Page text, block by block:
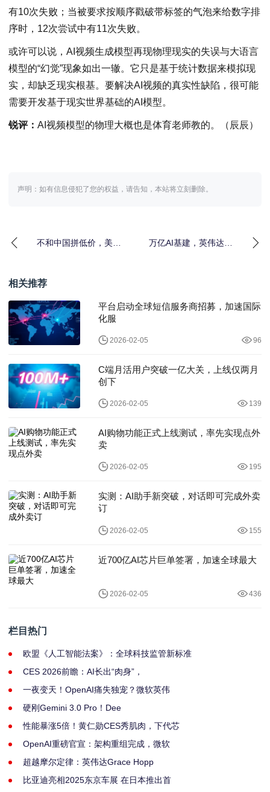
有10次失败；当被要求按顺序戳破带标签的气泡来给数字排
序时，12次尝试中有11次失败。
或许可以说，AI视频生成模型再现物理现实的失误与大语言
模型的“幻觉”现象如出一辙。它只是基于统计数据来模拟现
实，却缺乏现实根基。要解决AI视频的真实性缺陷，很可能
需要开发基于现实世界基础的AI模型。
锐评： AI视频模型的物理大概也是体育老师教的。（辰辰）
声明：如有信息侵犯了您的权益，请告知，本站将立刻删除。
不和中国拼低价，美国
万亿AI基建，英伟达和
相关推荐
平台启动全球短信服务商招募，加速国际
化服
2026-02-05 96
C端月活用户突破一亿大关，上线仅两月
创下
2026-02-05 139
AI购物功能正式上线测试，率先实现点外
卖
2026-02-05 195
实测：AI助手新突破，对话即可完成外卖
订
2026-02-05 155
近700亿AI芯片巨单签署，加速全球最大
2026-02-05 436
栏目热门
欧盟《人工智能法案》：全球科技监管新标准
CES 2026前瞻：AI长出“肉身”，
一夜变天！OpenAI痛失独宠？微软英伟
硬刚Gemini 3.0 Pro！Dee
性能暴涨5倍！黄仁勋CES秀肌肉，下代芯
OpenAI重磅官宣：架构重组完成，微软
超越摩尔定律：英伟达Grace Hopp
比亚迪亮相2025东京车展 在日本推出首